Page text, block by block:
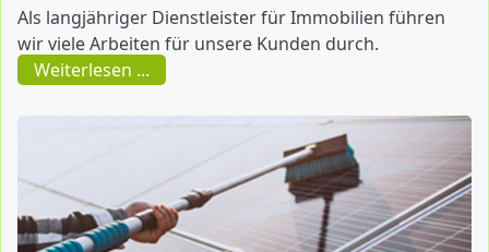
Als langjähriger Dienstleister für Immobilien führen
wir viele Arbeiten für unsere Kunden durch.
Weiterlesen ...